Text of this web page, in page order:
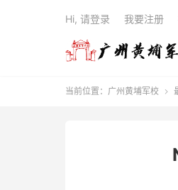
Hi, 请登录 我要注册
当前位置： 广州黄埔军校 